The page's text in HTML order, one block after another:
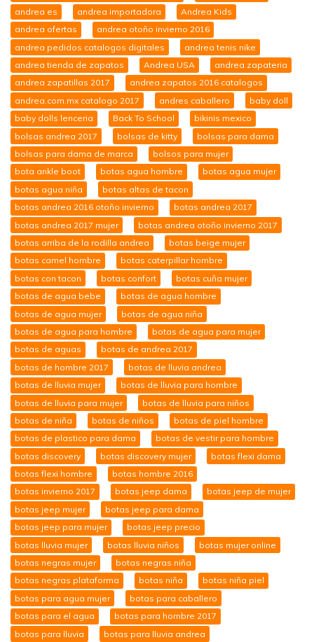
andrea es
andrea importadora
Andrea Kids
andrea ofertas
andrea otoño invierno 2016
andrea pedidos catalogos digitales
andrea tenis nike
andrea tienda de zapatos
Andrea USA
andrea zapateria
andrea zapatillas 2017
andrea zapatos 2016 catalogos
andrea.com.mx catalogo 2017
andres caballero
baby doll
baby dolls lenceria
Back To School
bikinis mexico
bolsas andrea 2017
bolsas de kitty
bolsas para dama
bolsas para dama de marca
bolsos para mujer
bota ankle boot
botas agua hombre
botas agua mujer
botas agua niña
botas altas de tacon
botas andrea 2016 otoño invierno
botas andrea 2017
botas andrea 2017 mujer
botas andrea otoño invierno 2017
botas arriba de la rodilla andrea
botas beige mujer
botas camel hombre
botas caterpillar hombre
botas con tacon
botas confort
botas cuña mujer
botas de agua bebe
botas de agua hombre
botas de agua mujer
botas de agua niña
botas de agua para hombre
botas de agua para mujer
botas de aguas
botas de andrea 2017
botas de hombre 2017
botas de lluvia andrea
botas de lluvia mujer
botas de lluvia para hombre
botas de lluvia para mujer
botas de lluvia para niños
botas de niña
botas de niños
botas de piel hombre
botas de plastico para dama
botas de vestir para hombre
botas discovery
botas discovery mujer
botas flexi dama
botas flexi hombre
botas hombre 2016
botas invierno 2017
botas jeep dama
botas jeep de mujer
botas jeep mujer
botas jeep para dama
botas jeep para mujer
botas jeep precio
botas lluvia mujer
botas lluvia niños
botas mujer online
botas negras mujer
botas negras niña
botas negras plataforma
botas niña
botas niña piel
botas para agua mujer
botas para caballero
botas para el agua
botas para hombre 2017
botas para lluvia
botas para lluvia andrea